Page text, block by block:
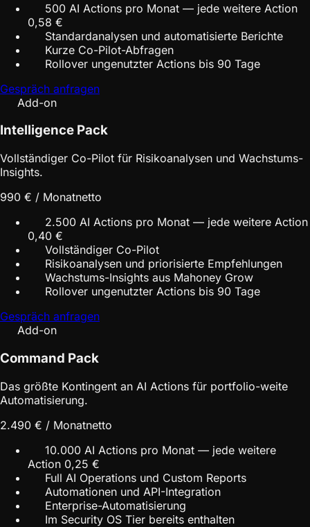
500 AI Actions pro Monat — jede weitere Action
0,58 €
Standardanalysen und automatisierte Berichte
Kurze Co-Pilot-Abfragen
Rollover ungenutzter Actions bis 90 Tage
Gespräch anfragen
Add-on
Intelligence Pack
Vollständiger Co-Pilot für Risikoanalysen und Wachstums-
Insights.
990 € / Monatnetto
2.500 AI Actions pro Monat — jede weitere Action
0,40 €
Vollständiger Co-Pilot
Risikoanalysen und priorisierte Empfehlungen
Wachstums-Insights aus Mahoney Grow
Rollover ungenutzter Actions bis 90 Tage
Gespräch anfragen
Add-on
Command Pack
Das größte Kontingent an AI Actions für portfolio-weite
Automatisierung.
2.490 € / Monatnetto
10.000 AI Actions pro Monat — jede weitere
Action 0,25 €
Full AI Operations und Custom Reports
Automationen und API-Integration
Enterprise-Automatisierung
Im Security OS Tier bereits enthalten